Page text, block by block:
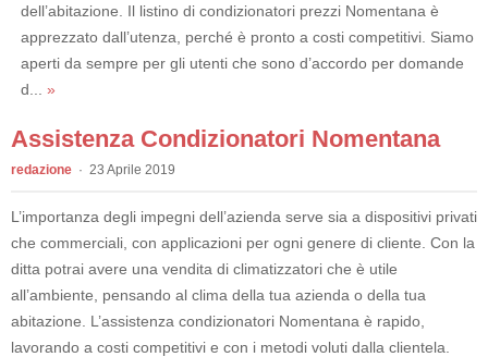
dell’abitazione. Il listino di condizionatori prezzi Nomentana è
apprezzato dall’utenza, perché è pronto a costi competitivi. Siamo
aperti da sempre per gli utenti che sono d’accordo per domande
d... »
Assistenza Condizionatori Nomentana
redazione 23 Aprile 2019
L’importanza degli impegni dell’azienda serve sia a dispositivi privati
che commerciali, con applicazioni per ogni genere di cliente. Con la
ditta potrai avere una vendita di climatizzatori che è utile
all’ambiente, pensando al clima della tua azienda o della tua
abitazione. L’assistenza condizionatori Nomentana è rapido,
lavorando a costi competitivi e con i metodi voluti dalla clientela.